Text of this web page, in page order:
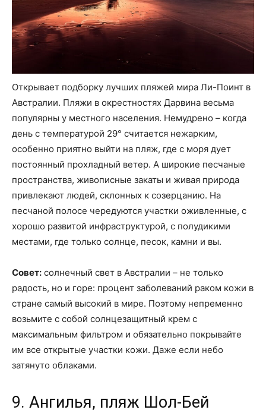
Открывает подборку лучших пляжей мира Ли-Поинт в
Австралии. Пляжи в окрестностях Дарвина весьма
популярны у местного населения. Немудрено – когда
день с температурой 29° считается нежарким,
особенно приятно выйти на пляж, где с моря дует
постоянный прохладный ветер. А широкие песчаные
пространства, живописные закаты и живая природа
привлекают людей, склонных к созерцанию. На
песчаной полосе чередуются участки оживленные, с
хорошо развитой инфраструктурой, с полудикими
местами, где только солнце, песок, камни и вы.
Совет: солнечный свет в Австралии – не только
радость, но и горе: процент заболеваний раком кожи в
стране самый высокий в мире. Поэтому непременно
возьмите с собой солнцезащитный крем с
максимальным фильтром и обязательно покрывайте
им все открытые участки кожи. Даже если небо
затянуто облаками.
9. Ангилья, пляж Шол-Бей